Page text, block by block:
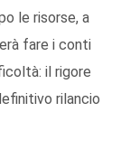
le risorse, a
fare i conti
il rigore
rilancio